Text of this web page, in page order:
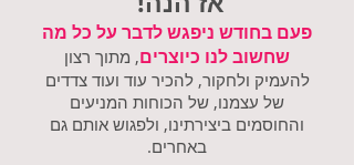
פעם בחודש ניפגש לדבר על כל מה
שחשוב לנו כיוצרים, מתוך רצון
להעמיק ולחקור, להכיר עוד ועוד צדדים
של עצמנו, של הכוחות המניעים
והחוסמים ביצירתינו, ולפגוש אותם גם
באחרים.